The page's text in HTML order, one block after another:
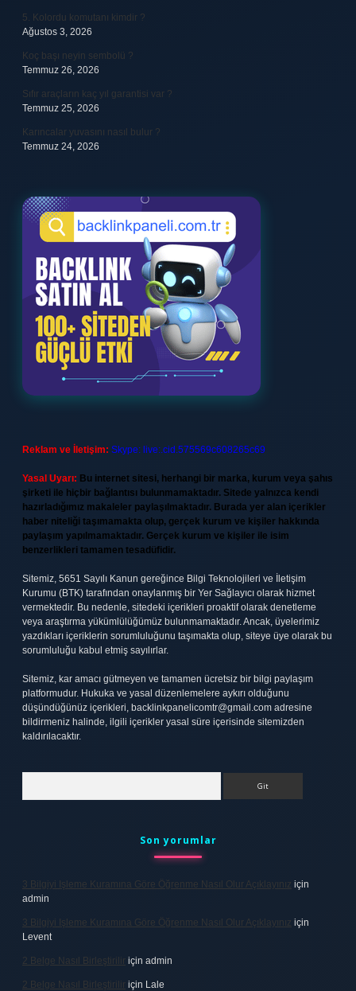
5. Kolordu komutanı kimdir ?
Ağustos 3, 2026
Koç başı neyin sembolü ?
Temmuz 26, 2026
Sıfır araçların kaç yıl garantisi var ?
Temmuz 25, 2026
Karıncalar yuvasını nasıl bulur ?
Temmuz 24, 2026
Reklam ve İletişim: Skype: live:.cid.575569c608265c69
Yasal Uyarı: Bu internet sitesi, herhangi bir marka, kurum veya şahıs
şirketi ile hiçbir bağlantısı bulunmamaktadır. Sitede yalnızca kendi
hazırladığımız makaleler paylaşılmaktadır. Burada yer alan içerikler
haber niteliği taşımamakta olup, gerçek kurum ve kişiler hakkında
paylaşım yapılmamaktadır. Gerçek kurum ve kişiler ile isim
benzerlikleri tamamen tesadüfidir.
Sitemiz, 5651 Sayılı Kanun gereğince Bilgi Teknolojileri ve İletişim
Kurumu (BTK) tarafından onaylanmış bir Yer Sağlayıcı olarak hizmet
vermektedir. Bu nedenle, sitedeki içerikleri proaktif olarak denetleme
veya araştırma yükümlülüğümüz bulunmamaktadır. Ancak, üyelerimiz
yazdıkları içeriklerin sorumluluğunu taşımakta olup, siteye üye olarak bu
sorumluluğu kabul etmiş sayılırlar.
Sitemiz, kar amacı gütmeyen ve tamamen ücretsiz bir bilgi paylaşım
platformudur. Hukuka ve yasal düzenlemelere aykırı olduğunu
düşündüğünüz içerikleri, backlinkpanelicomtr@gmail.com adresine
bildirmeniz halinde, ilgili içerikler yasal süre içerisinde sitemizden
kaldırılacaktır.
Son yorumlar
3 Bilgiyi Işleme Kuramına Göre Öğrenme Nasıl Olur Açıklayınız için
admin
3 Bilgiyi Işleme Kuramına Göre Öğrenme Nasıl Olur Açıklayınız için
Levent
2 Belge Nasıl Birleştirilir için admin
2 Belge Nasıl Birleştirilir için Lale